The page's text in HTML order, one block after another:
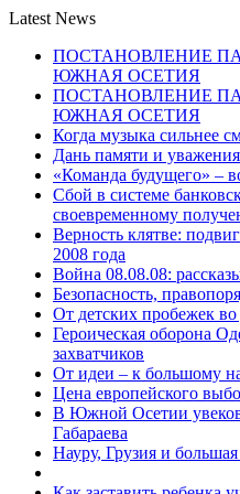
Latest News
ПОСТАНОВЛЕНИЕ
ЮЖНАЯ ОСЕТИЯ
ПОСТАНОВЛЕНИЕ
ЮЖНАЯ ОСЕТИЯ
Когда музыка сильнее
Дань памяти и уважения
«Команда будущего» –
Сбой в системе
своевременному
Верность клятве:
2008 года
Война 08.08.08:
Безопасность,
От детских пробежек во
Героическая оборона
захватчиков
От идеи – к большому
Цена европейского
В Южной Осетии
Габараева
Науру, Грузия и